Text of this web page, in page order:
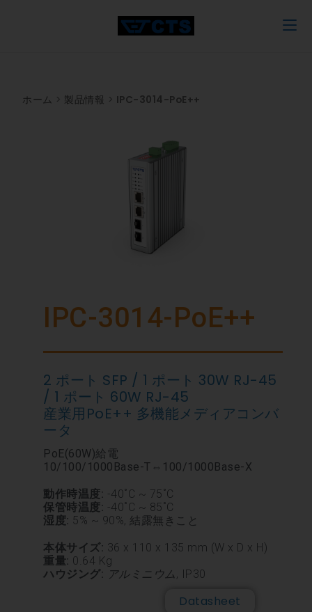
ホーム > 製品情報 > IPC-3014-PoE++
IPC-3014-PoE++
2 ポート SFP / 1 ポート 30W RJ-45
/ 1 ポート 60W RJ-45
産業用PoE++ 多機能メディアコンバ
ータ
PoE(60W)給電
10/100/1000Base-T⇔100/1000Base-X
動作時温度: -40˚C ~ 75˚C
保管時温度: -40˚C ~ 85˚C
湿度: 5% ~ 90%, 結露無きこと
本体サイズ: 36 x 110 x 135 mm (W x D x H)
重量: 0.64 Kg
ハウジング: アルミニウム , IP30
Datasheet